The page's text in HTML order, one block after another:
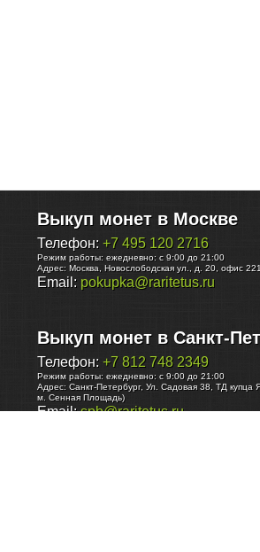
Выкуп монет в Москве
Телефон: +7 495 120 2716
Режим работы: ежедневно: с 9:00 до 21:00
Адрес: Москва Новослободская ул., д. 20, офис 221
Email: pokupka@raritetus.ru
Выкуп монет в Санкт-
Телефон: +7 812 748 2349
Режим работы: ежедневно: с 9:00 до 21:00
Адрес: Санкт-Петербург, Ул. Садовая 38, ТД купца
м. Сенная Площадь)
Email:spb@raritetus.ru